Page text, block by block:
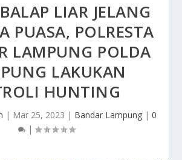
LIAR JELANG
PUASA, POLRESTA
LAMPUNG POLDA
LAKUKAN
HUNTING
| Mar 25, 2023 | Bandar Lampung| 0
|